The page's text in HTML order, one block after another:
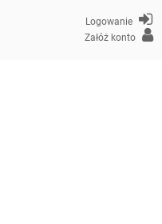
Logowanie
Załóż konto